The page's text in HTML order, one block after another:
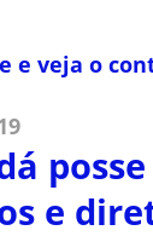
e veja o
posse
e